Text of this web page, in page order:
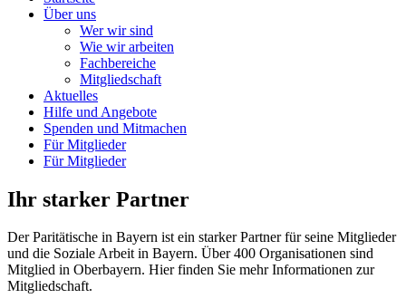
Über uns
Wer wir sind
Wie wir arbeiten
Fachbereiche
Mitgliedschaft
Aktuelles
Hilfe und Angebote
Spenden und Mitmachen
Für Mitglieder
Für Mitglieder
Ihr starker Partner
Der Paritätische in Bayern ist ein starker Partner für seine Mitglieder
und die Soziale Arbeit in Bayern. Über 400 Organisationen sind
Mitglied in Oberbayern. Hier finden Sie mehr Informationen zur
Mitgliedschaft.